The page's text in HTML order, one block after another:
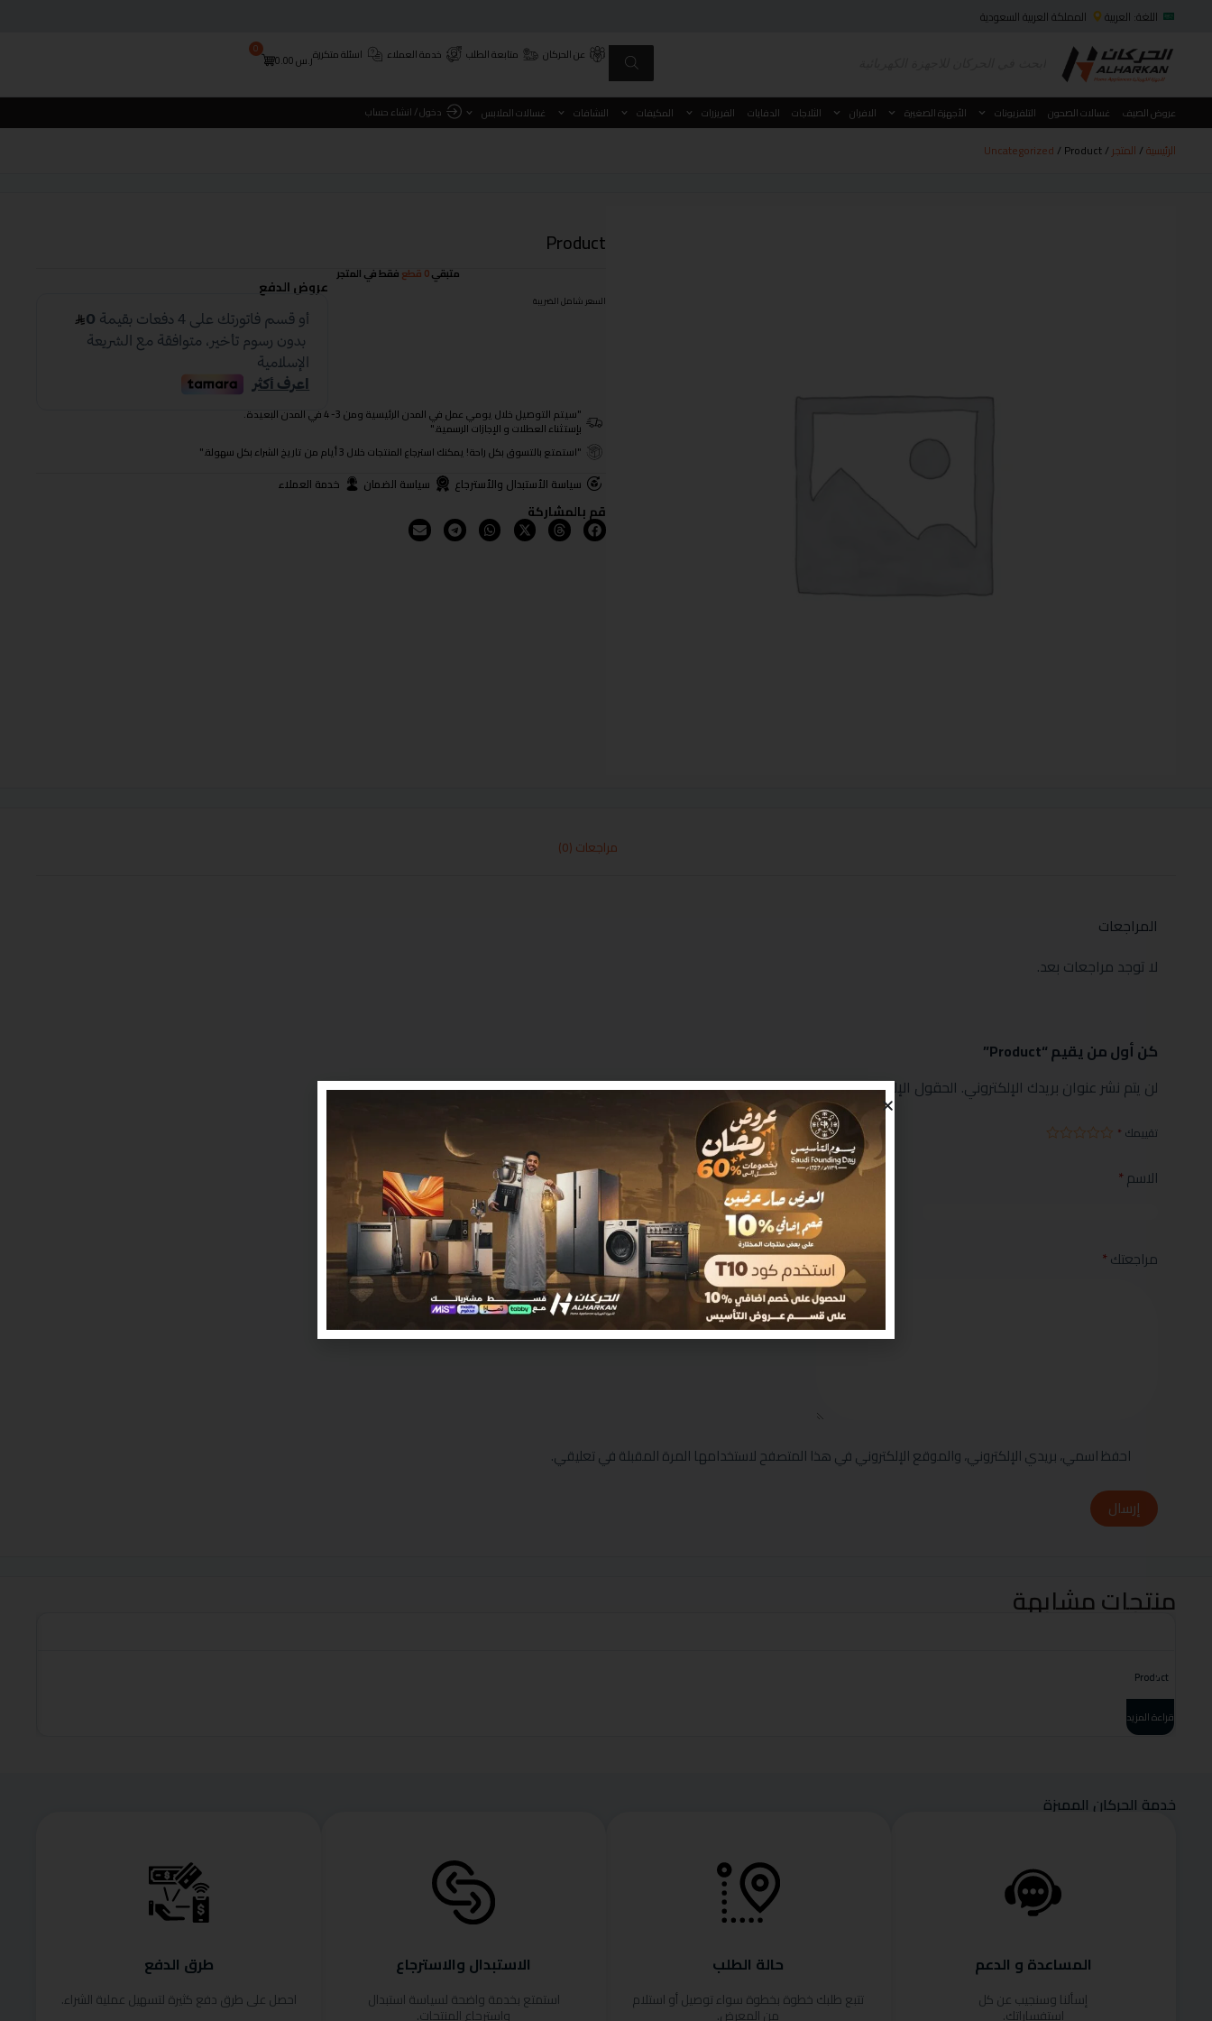
اللغة: العربية المملكة العربية السعودية
عن الحركان متابعة الطلب خدمة العملاء اسئلة متكررةر.س0.00
0
عروض الصيف غسالات الصحون التلفزيونات الأجهزة الصغيرة الافران الثلاجات الدفايات الفريزرات المكيفات النشافات غسالات الملابس دخول / انشاء حساب
الرئيسية/ المتجر /
Uncategorized / Product
Product
السعر شامل الضريبة
متبقي0 قطع فقط في المتجر
عروض الدفع
"سيتم التوصيل خلال يومي عمل في المدن الرئيسية ومن 3- 4 في المدن البعيدة.
بإستثناء العطلات و الإجازات الرسمية."
"استمتع بالتسوق بكل راحة! يمكنك استرجاع المنتجات خلال 3 أيام من تاريخ الشراء بكل سهولة."
سياسة الأستبدال والأسترجاع سياسة الضمان خدمة العملاء
قم بالمشاركة
مراجعات (0)
المراجعات
لا توجد مراجعات بعد.
كن أول من يقيم “Product”
لن يتم نشر عنوان بريدك الإلكتروني. الحقول الإلزامية مشار إليها بـ*
تقييمك *
الاسم* البريد الإلكتروني*
مراجعتك*
احفظ اسمي، بريدي الإلكتروني، والموقع الإلكتروني في هذا المتصفح لاستخدامها المرة المقبلة في تعليقي.
إرسال
منتجات مشابهة
Product
قراءة المزيد
خدمة الحركان المميزة
المساعدة و الدعم
إسألنا وسنجيب عن كل
استفساراتك.
حالة الطلب
تتبع طلبك خطوة بخطوة سواء توصيل أو استلام
من المعرض.
الاستبدال والاسترجاع
استمتع بخدمة واضحة لسياسة استبدال
واسترجاع المنتجات.
طرق الدفع
احصل على طرق دفع كثيرة لتسهيل عملية الشراء.